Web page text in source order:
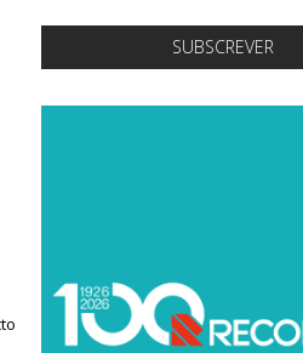
SUBSCREVER